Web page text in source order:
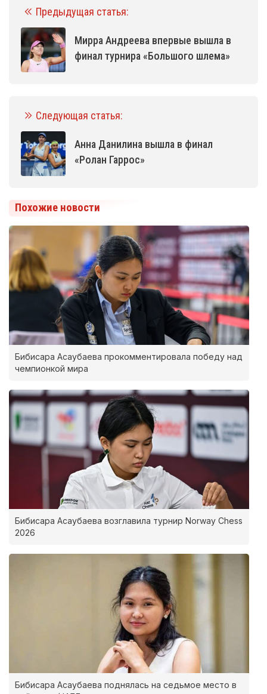
Предыдущая статья:
Мирра Андреева впервые вышла в
финал турнира «Большого шлема»
Следующая статья:
Анна Данилина вышла в финал
«Ролан Гаррос»
Похожие новости
Бибисара Асаубаева прокомментировала победу над
чемпионкой мира
Бибисара Асаубаева возглавила турнир Norway Chess
2026
Бибисара Асаубаева поднялась на седьмое место в